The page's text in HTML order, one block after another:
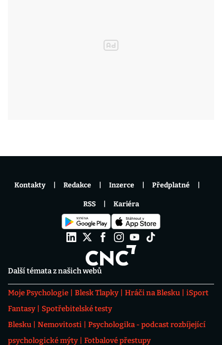
Další témata z našich webů
Moje Psychologie Blesk Tlapky Hráči na Blesku
iSport
Fantasy
Spotřebitelské testy
Blesku
Nemovitosti
Psychologika - podcast rozbíjející
psychologické mýty
Fotbalové přestupy
Kontakty Redakce Inzerce Předplatné
RSS Kariéra